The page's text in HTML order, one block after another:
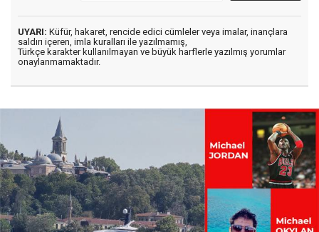
UYARI: Küfür, hakaret, rencide edici cümleler veya imalar, inançlara
saldırı içeren, imla kuralları ile yazılmamış,
Türkçe karakter kullanılmayan ve büyük harflerle yazılmış yorumlar
onaylanmamaktadır.